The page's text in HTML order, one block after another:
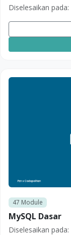
Diselesaikan pada:
47 Module
MySQL Dasar
Diselesaikan pada: